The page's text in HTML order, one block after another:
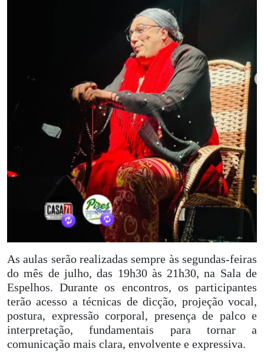
As aulas serão realizadas sempre às segundas-feiras
do mês de julho, das 19h30 às 21h30, na Sala de
Espelhos. Durante os encontros, os participantes
terão acesso a técnicas de dicção, projeção vocal,
postura, expressão corporal, presença de palco e
interpretação, fundamentais para tornar a
comunicação mais clara, envolvente e expressiva.